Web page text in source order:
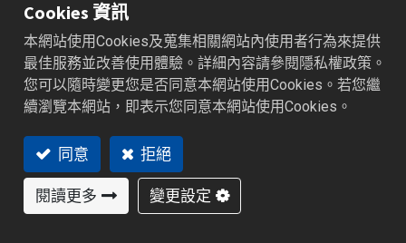
資料的蒐集與使用方式
為了提昇與本站使用者最佳的互動性服務(如：問
卷調查)，可能會請您提供相關個人的資料(如：電
話、住址、E-mail等相關資料)。
為提供您豐富的互動體驗，本站系統將會記錄本站
次數及點選內容等，這些訊息將作為流量分析與使
用行為調查，用以提升本站之服務品質，以便為您
提供更順暢、一致及個人化的體驗、做出明智的商
務決策，以及其他合法用途。
Cookies 資訊
本網站使用Cookies及蒐集相關網站內使用者行為來提供
最佳服務並改善使用體驗。詳細內容請參閱隱私權政策。
您可以隨時變更您是否同意本網站使用Cookies。若您繼
續瀏覽本網站，即表示您同意本網站使用Cookies。
同意 拒絕
閱讀更多 變更設定